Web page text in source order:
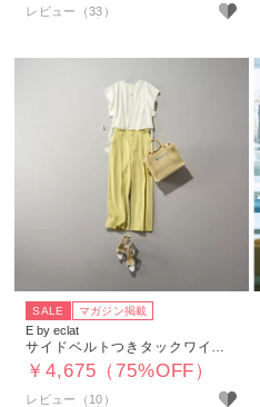
レビュー（33）
SALE マガジン掲載
E by eclat
￥4,675（75%OFF）
レビュー（10）